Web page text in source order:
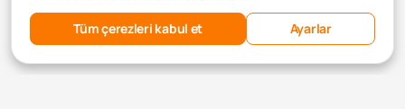
Tüm çerezleri kabul et Ayarlar